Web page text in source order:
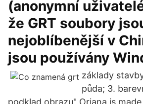
(anonymní
že GRT soubory
nejoblíbenější v
jsou používány
základy
půda; 3.
podklad obrazu" Oriana is